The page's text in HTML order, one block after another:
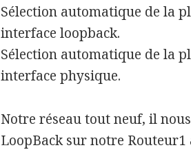
Sélection automatique de la
interface loopback.
Sélection automatique de la
interface physique.
Notre réseau tout neuf, il
LoopBack sur notre